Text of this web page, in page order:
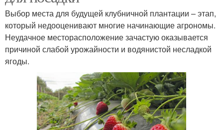
Выбор места для будущей клубничной плантации – этап,
который недооценивают многие начинающие агрономы.
Неудачное месторасположение зачастую оказывается
причиной слабой урожайности и водянистой несладкой
ягоды.